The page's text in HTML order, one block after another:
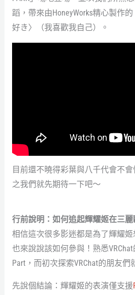
蹈，帶來由HoneyWorks精心製作
好き〉（我喜歡我自己）。
目前還不曉得彩葉與八千代會不
之我們就先期待一下吧～
行前說明：如何追起輝耀姬在三麗
相信這次很多影迷都是為了輝耀
也來說說該如何參與！熟悉
Part，而初次探索VRChat的朋友們
先說個結論：輝耀姬的表演僅支援